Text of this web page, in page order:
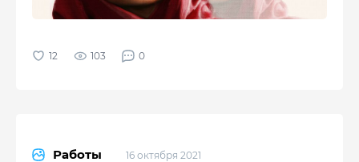
103 0
Работы 16 октября 2021